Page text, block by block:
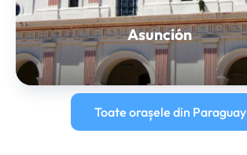
Asunción
Toate orașele din Paraguay